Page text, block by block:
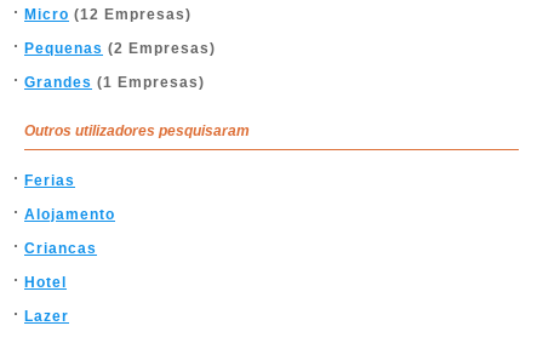
Micro (12 Empresas)
Pequenas (2 Empresas)
Grandes (1 Empresas)
Outros utilizadores pesquisaram
Ferias
Alojamento
Criancas
Hotel
Lazer